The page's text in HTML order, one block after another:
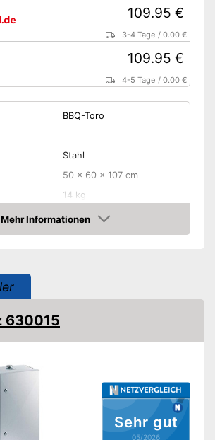
109.95 €
3-4 Tage /0.00 €
109.95 €
4-5 Tage /0.00 €
BBQ-Toro
Stahl
50 x 60 x 107 cm
14 kg
Zeigt die Temperatur an
Inklusive Haken zum
Mehr Informationen
Sehr gut
05/2026
630015